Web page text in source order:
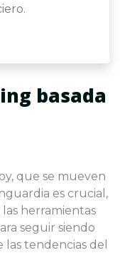
basada
que se mueven
es crucial,
herramientas
seguir siendo
tendencias del